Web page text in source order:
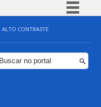
Simplifique!
Comunica BR
Participe
ALTO CONTRASTE